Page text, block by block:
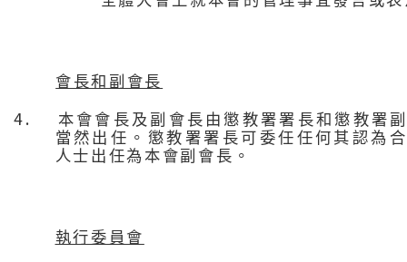
會長和副會長
4.
本會會長及副會長由懲教署署長和懲教署
當然出任。懲教署署長可委任任何其認為
人士出任為本會副會長。
執行委員會